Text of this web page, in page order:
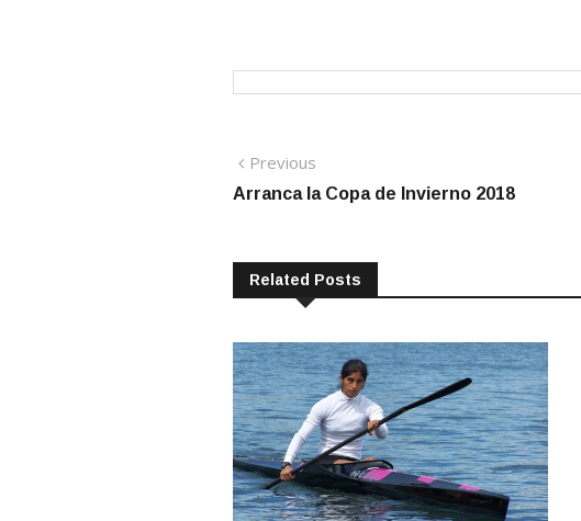
Navegación
de
Previous
post:
Arranca la Copa de Invierno 2018
Related Posts